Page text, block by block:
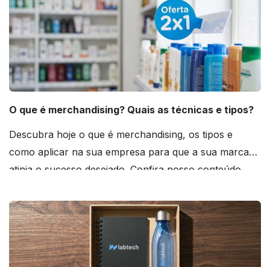
O que é merchandising? Quais as técnicas e tipos?
Descubra hoje o que é merchandising, os tipos e
como aplicar na sua empresa para que a sua marca
atinja o sucesso desejado. Confira nosso conteúdo